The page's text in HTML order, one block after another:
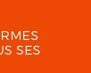
SES